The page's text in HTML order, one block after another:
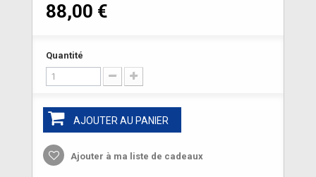
88,00 €
Quantité
AJOUTER AU PANIER
Ajouter à ma liste de cadeaux